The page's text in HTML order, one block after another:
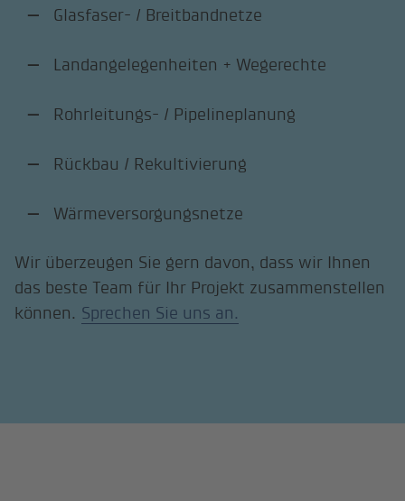
Glasfaser- / Breitbandnetze
Landangelegenheiten + Wegerechte
Rohrleitungs- / Pipelineplanung
Rückbau / Rekultivierung
Wärmeversorgungsnetze
Wir überzeugen Sie gern davon, dass wir Ihnen
das beste Team für Ihr Projekt zusammenstellen
können. Sprechen Sie uns an.